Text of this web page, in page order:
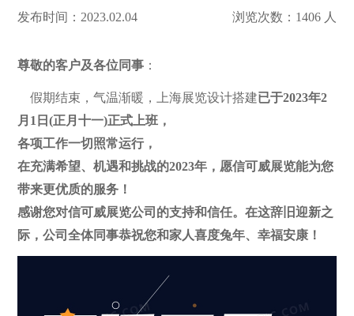
发布时间：2023.02.04 浏览次数：1406 人
尊敬的客户及各位同事 ：
假期结束，气温渐暖，上海展览设计搭建已于2023年2
月1日(正月十一)正式上班，
各项工作一切照常运行，
在充满希望、机遇和挑战的2023年，愿信可威展览能为您
带来更优质的服务！
感谢您对信可威展览公司的支持和信任。在这辞旧迎新之
际，公司全体同事恭祝您和家人喜度兔年、幸福安康！